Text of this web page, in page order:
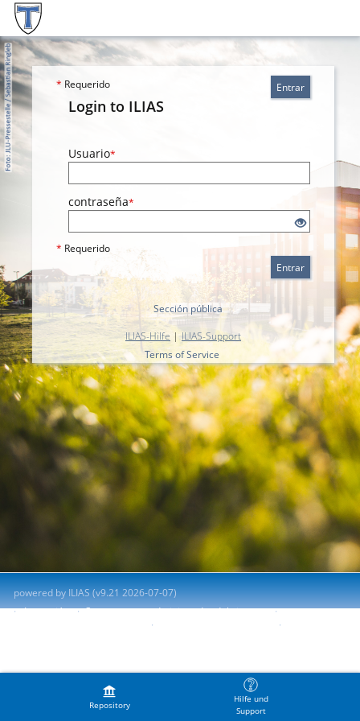
Repository
Hilfe und
Support
Entrar
* Requerido
Login to ILIAS
Usuario*
contraseña*
* Requerido
Entrar
Sección pública
ILIAS-Hilfe | ILIAS-Support
Terms of Service
powered by ILIAS (v9.21 2026-07-07)
Impresión
Contactar con administrador del sistema